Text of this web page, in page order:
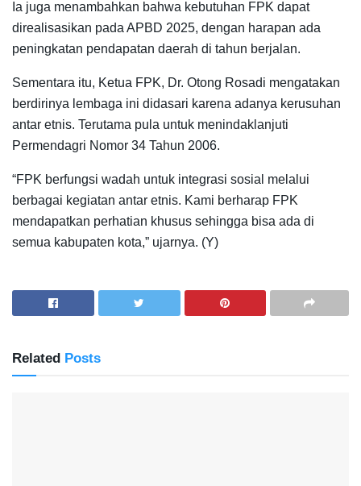
Ia juga menambahkan bahwa kebutuhan FPK dapat
direalisasikan pada APBD 2025, dengan harapan ada
peningkatan pendapatan daerah di tahun berjalan.
Sementara itu, Ketua FPK, Dr. Otong Rosadi mengatakan
berdirinya lembaga ini didasari karena adanya kerusuhan
antar etnis. Terutama pula untuk menindaklanjuti
Permendagri Nomor 34 Tahun 2006.
“FPK berfungsi wadah untuk integrasi sosial melalui
berbagai kegiatan antar etnis. Kami berharap FPK
mendapatkan perhatian khusus sehingga bisa ada di
semua kabupaten kota,” ujarnya. (Y)
Related Posts